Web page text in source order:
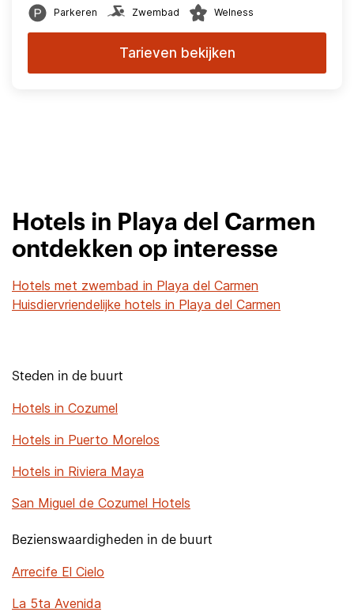
Parkeren
Zwembad Welness
Tarieven bekijken
Hotels in Playa del Carmen
ontdekken op interesse
Hotels met zwembad in Playa del Carmen
Huisdiervriendelijke hotels in Playa del Carmen
Steden in de buurt
Hotels in Cozumel
Hotels in Puerto Morelos
Hotels in Riviera Maya
San Miguel de Cozumel Hotels
Bezienswaardigheden in de buurt
Arrecife El Cielo
La 5ta Avenida